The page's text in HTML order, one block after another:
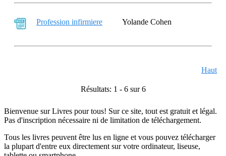
Profession infirmiere Yolande Cohen
Haut
Résultats: 1 - 6 sur 6
Bienvenue sur Livres pour tous! Sur ce site, tout est gratuit et légal.
Pas d'inscription nécessaire ni de limitation de téléchargement.
Tous les livres peuvent être lus en ligne et vous pouvez télécharger
la plupart d'entre eux directement sur votre ordinateur, liseuse,